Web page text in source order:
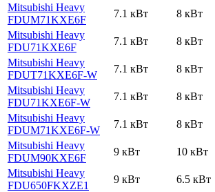
Mitsubishi Heavy
FDUM71KXE6F
7.1 кВт 8 кВт
Mitsubishi Heavy
FDU71KXE6F
7.1 кВт 8 кВт
Mitsubishi Heavy
FDUT71KXE6F-W
7.1 кВт 8 кВт
Mitsubishi Heavy
FDU71KXE6F-W
7.1 кВт 8 кВт
Mitsubishi Heavy
FDUM71KXE6F-W
7.1 кВт 8 кВт
Mitsubishi Heavy
FDUM90KXE6F
9 кВт 10 кВт
Mitsubishi Heavy
FDU650FKXZE1
9 кВт 6.5 кВт